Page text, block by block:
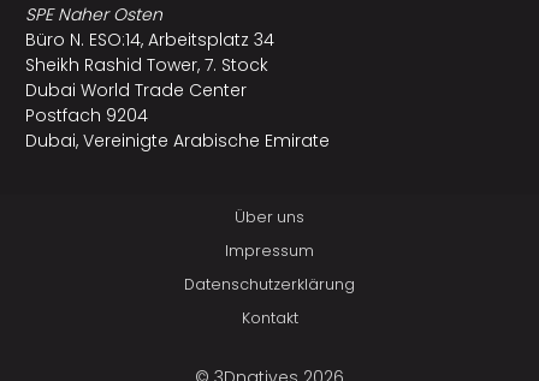
SPE Naher Osten
Büro N. ESO:14, Arbeitsplatz 34
Sheikh Rashid Tower, 7. Stock
Dubai World Trade Center
Postfach 9204
Dubai, Vereinigte Arabische Emirate
Über uns
Impressum
Datenschutzerklärung
Kontakt